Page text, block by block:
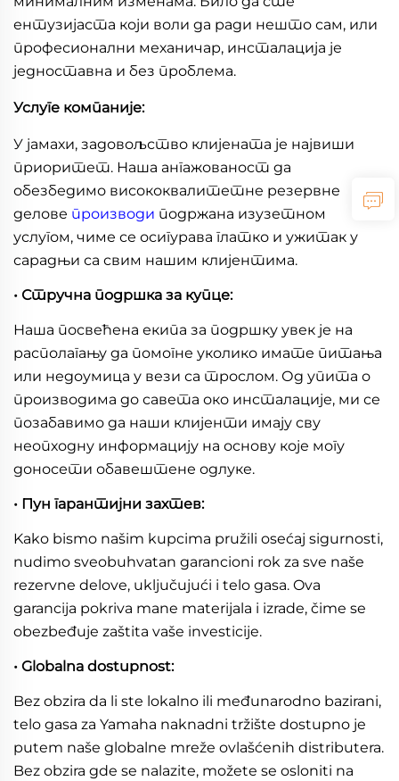
ентузијаста који воли да ради нешто сам, или
професионални механичар, инсталација је
једноставна и без проблема.
Услуге компаније:
У јамахи, задовољство клијената је највиши
приоритет. Наша ангажованост да
обезбедимо висококвалитетне резервне
делове производи подржана изузетном
услугом, чиме се осигурава глатко и ужитак у
сарадњи са свим нашим клијентима.
• Стручна подршка за купце:
Наша посвећена екипа за подршку увек је на
располагању да помогне уколико имате питања
или недоумица у вези са трослом. Од упита о
производима до савета око инсталације, ми се
позабавимо да наши клијенти имају сву
неопходну информацију на основу које могу
доносети обавештене одлуке.
• Пун гарантијни захтев:
Kako bismo našim kupcima pružili osećaj sigurnosti,
nudimo sveobuhvatan garancioni rok za sve naše
rezervne delove, uključujući i telo gasa. Ova
garancija pokriva mane materijala i izrade, čime se
obezbeđuje zaštita vaše investicije.
• Globalna dostupnost:
Bez obzira da li ste lokalno ili međunarodno bazirani,
telo gasa za Yamaha naknadni tržište dostupno je
putem naše globalne mreže ovlašćenih distributera.
Bez obzira gde se nalazite, možete se osloniti na